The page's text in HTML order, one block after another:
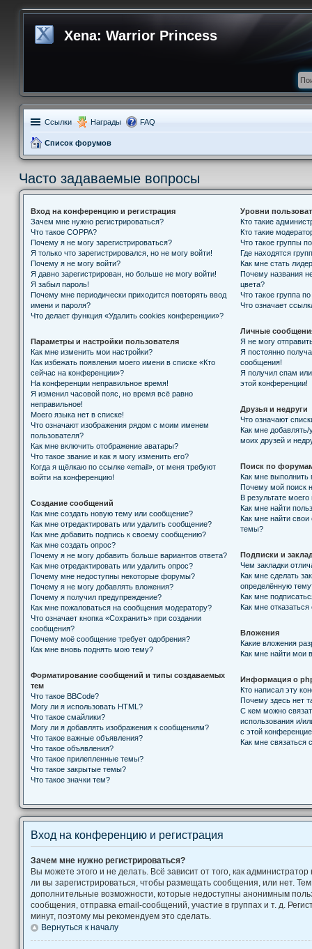
Xena: Warrior Princess
Ссылки Награды FAQ
Список форумов
Часто задаваемые вопросы
Вход на конференцию и регистрация
Зачем мне нужно регистрироваться?
Что такое COPPA?
Почему я не могу зарегистрироваться?
Я только что зарегистрировался, но не могу войти!
Почему я не могу войти?
Я давно зарегистрирован, но больше не могу войти!
Я забыл пароль!
Почему мне периодически приходится повторять ввод
имени и пароля?
Что делает функция «Удалить cookies конференции»?
Параметры и настройки пользователя
Как мне изменить мои настройки?
Как избежать появления моего имени в списке «Кто
сейчас на конференции»?
На конференции неправильное время!
Я изменил часовой пояс, но время всё равно
неправильное!
Моего языка нет в списке!
Что означают изображения рядом с моим именем
пользователя?
Как мне включить отображение аватары?
Что такое звание и как я могу изменить его?
Когда я щёлкаю по ссылке «email», от меня требуют
войти на конференцию!
Создание сообщений
Как мне создать новую тему или сообщение?
Как мне отредактировать или удалить сообщение?
Как мне добавить подпись к своему сообщению?
Как мне создать опрос?
Почему я не могу добавить больше вариантов ответа?
Как мне отредактировать или удалить опрос?
Почему мне недоступны некоторые форумы?
Почему я не могу добавлять вложения?
Почему я получил предупреждение?
Как мне пожаловаться на сообщения модератору?
Что означает кнопка «Сохранить» при создании
сообщения?
Почему моё сообщение требует одобрения?
Как мне вновь поднять мою тему?
Форматирование сообщений и типы создаваемых
тем
Что такое BBCode?
Могу ли я использовать HTML?
Что такое смайлики?
Могу ли я добавлять изображения к сообщениям?
Что такое важные объявления?
Что такое объявления?
Что такое прилепленные темы?
Что такое закрытые темы?
Что такое значки тем?
Уровни
Кто такие
Кто такие
Что такое группы
Где находятся
Как мне стать
Почему названия
цвета?
Что такое группа
Что означает
Личные
Я не могу
Я постоянно
сообщения!
Я получил спам или
этой конференции!
Друзья и недруги
Что означают
Как мне добавлять/
моих друзей и
Поиск по
Как мне
Почему мой поиск
В результате
Как мне найти
Как мне найти
темы?
Подписки и
Чем закладки
Как мне сделать
определённую
Как мне
Как мне отказаться
Вложения
Какие вложения
Как мне найти мои
Информация о
Кто написал эту
Почему здесь нет
С кем можно
использования и/
с этой
Как мне связаться
Вход на конференцию и регистрация
Зачем мне нужно регистрироваться?
Вы можете этого и не делать. Всё зависит от того, как
ли вы зарегистрироваться, чтобы размещать сообщения, или нет.
дополнительные возможности, которые недоступны анонимным
сообщения, отправка email-сообщений, участие в группах и т. д.
минут, поэтому мы рекомендуем это сделать.
Вернуться к началу